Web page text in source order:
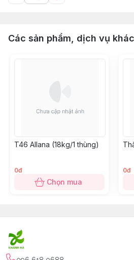
Các sản phẩm, dịch vụ khác
T46 Allana (18kg/1 thùng)
0đ
Chọn mua
0đ